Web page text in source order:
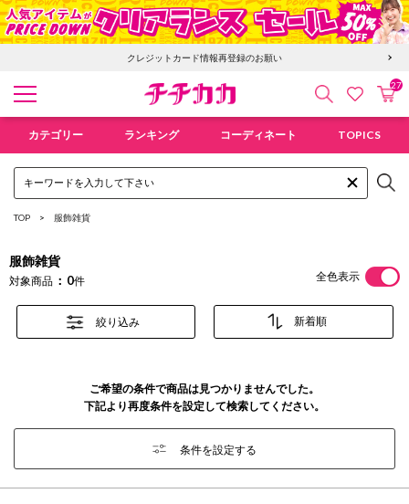
クレジットカード情報再登録のお願い
検索 お気にカ
27
カテゴリー ランキング コーディネート TOPICS
TOP 服飾雑貨
服飾雑貨
対象商品 0件 全色表示
絞り込み
ご希望の条件で商品は見つかりませんでした。
下記より再度条件を設定して検索してください。
条件を設定する